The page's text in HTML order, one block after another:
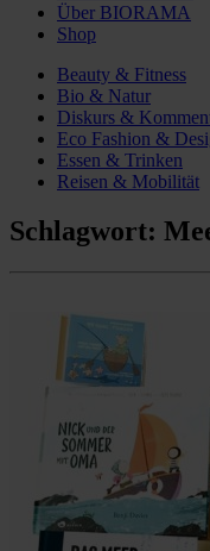
Über BIORAMA
Shop
Beauty & Fitness
Bio & Natur
Diskurs &
Eco Fashion &
Essen & Trinken
Reisen & Mobilität
Schlagwort: